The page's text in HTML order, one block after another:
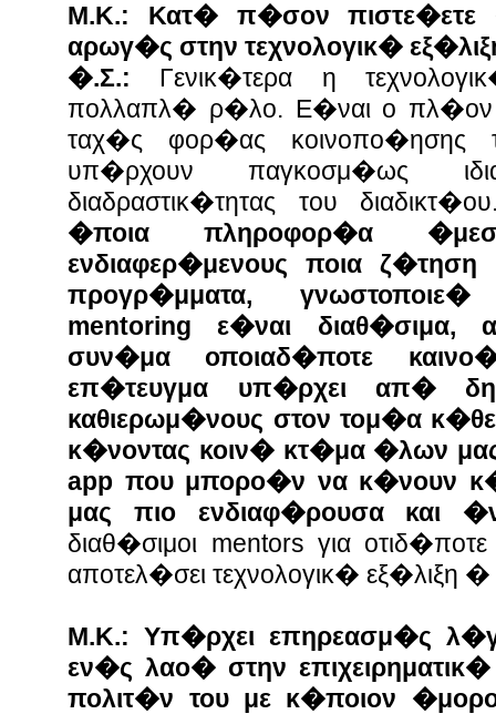
Μ.Κ.: Κατ� π�σον πιστε�ετε
αρωγ�ς στην τεχνολογικ�
�.Σ.: Γενικ�τερα η
πολλαπλ� ρ�λο. Ε�ναι ο πλ�ον
ταχ�ς φορ�ας κοινοπο�ησης
υπ�ρχουν παγκοσμ�ως
διαδραστικ�τητας του
�ποια πληροφορ�α
ενδιαφερ�μενους ποια
προγρ�μματα,
mentoring ε�ναι διαθ�σιμα,
συν�μα οποιαδ�ποτε
επ�τευγμα υπ�ρχει απ�
καθιερωμ�νους στον τομ�α
κ�νοντας κοιν� κτ�μα �λων
app που μπορο�ν να κ�νουν
μας πιο ενδιαφ�ρουσα και
διαθ�σιμοι mentors για
αποτελ�σει τεχνολογικ� εξ�λιξη
Μ.Κ.: Υπ�ρχει επηρεασμ�ς
εν�ς λαο� στην
πολιτ�ν του με κ�ποιον